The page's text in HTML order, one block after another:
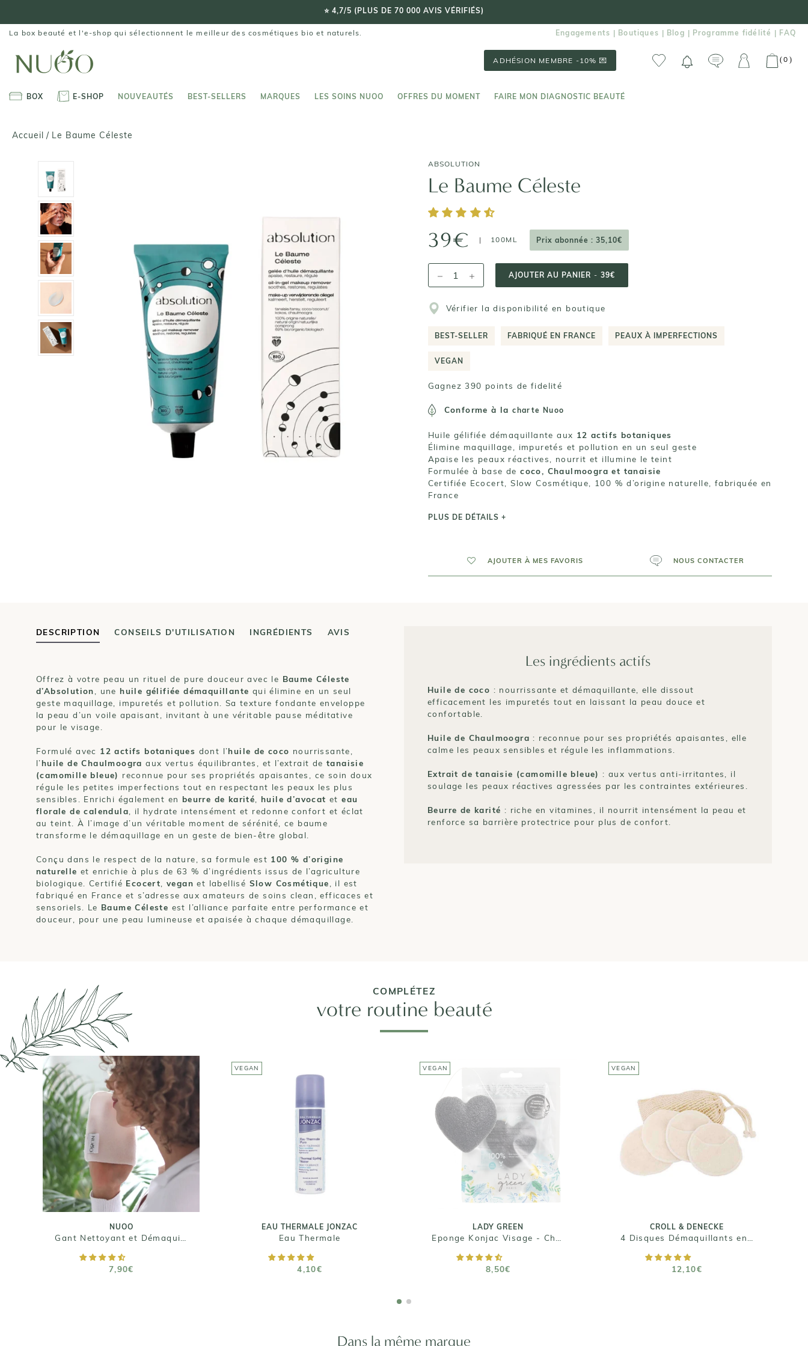
contenu
⭐️ 4,7/5 (PLUS DE 70 000 AVIS VÉRIFIÉS)
La box beauté et l'e-shop qui sélectionnent le meilleur des cosmétiques bio et naturels. Engagements | Boutiques | Blog | Programme fidélité | FAQ
BOX
E-SHOP
NOUVEAUTÉS
BEST-SELLERS
MARQUES
LES SOINS NUOO
OFFRES DU MOMENT
FAIRE MON DIAGNOSTIC BEAUTÉ
ADHÉSION MEMBRE -10% 💌 (0 )
Accueil / Le Baume Céleste
ABSOLUTION
Le Baume Céleste
39€ | 100ML Prix abonnée : 35,10€
AJOUTER AU PANIER - 39€
Vérifier la disponibilité en boutique
BEST-SELLER FABRIQUÉ EN FRANCE PEAUX À IMPERFECTIONS
VEGAN
Gagnez 390 points de fidelité
Conforme à lacharte Nuoo
Huile gélifiée démaquillante aux 12 actifs botaniques
Élimine maquillage, impuretés et pollution en un seul geste
Apaise les peaux réactives, nourrit et illumine le teint
Formulée à base decoco, Chaulmoogra et tanaisie
Certifiée Ecocert, Slow Cosmétique, 100 % d’origine naturelle, fabriquée en
France
PLUS DE DÉTAILS +
AJOUTER À MES FAVORIS NOUS CONTACTER
DESCRIPTION CONSEILS D'UTILISATION INGRÉDIENTS AVIS
Offrez à votre peau un rituel de pure douceur avec le Baume Céleste
d’Absolution, une huile gélifiée démaquillante qui élimine en un seul
geste maquillage, impuretés et pollution. Sa texture fondante enveloppe
la peau d’un voile apaisant, invitant à une véritable pause méditative
pour le visage.
Formulé avec 12 actifs botaniques dont l’huile de coco nourrissante,
l’huile de Chaulmoogra aux vertus équilibrantes, et l’extrait detanaisie
(camomille bleue) reconnue pour ses propriétés apaisantes, ce soin doux
régule les petites imperfections tout en respectant les peaux les plus
sensibles. Enrichi également en beurre de karité, huile d’avocat eteau
florale de calendula, il hydrate intensément et redonne confort et éclat
au teint. À l’image d’un véritable moment de sérénité, ce baume
transforme le démaquillage en un geste de bien-être global.
Conçu dans le respect de la nature, sa formule est 100 % d’origine
naturelle et enrichie à plus de 63 % d’ingrédients issus de l’agriculture
biologique. Certifié Ecocert,vegan et labellisé Slow Cosmétique, il est
fabriqué en France et s’adresse aux amateurs de soins clean, efficaces et
sensoriels. Le Baume Céleste est l’alliance parfaite entre performance et
douceur, pour une peau lumineuse et apaisée à chaque démaquillage.
Les ingrédients actifs
Huile de coco : nourrissante et démaquillante, elle dissout
efficacement les impuretés tout en laissant la peau douce et
confortable.
Huile de Chaulmoogra : reconnue pour ses propriétés apaisantes, elle
calme les peaux sensibles et régule les inflammations.
Extrait de tanaisie (camomille bleue) : aux vertus anti-irritantes, il
soulage les peaux réactives agressées par les contraintes extérieures.
Beurre de karité : riche en vitamines, il nourrit intensément la peau et
renforce sa barrière protectrice pour plus de confort.
COMPLÉTEZ
votre routine beauté
NUOO
7,90€
NUOO
Gant Nettoyant et
Démaquillant
7,90€
Taille : 15 x 11,5 cm
AJOUTER AU PANIER
VEGAN
EAU THERMALE JONZAC
Eau Thermale
4,10€
EAU THERMALE JONZAC
Eau Thermale
4,10€
Taille : 50 mL / 300 mL
AJOUTER AU PANIER
VEGAN
LADY GREEN
8,50€
LADY GREEN
Eponge Konjac Visage -
Charbon de Bambou
8,50€
RUPTURE DE STOCK
VEGAN
CROLL & DENECKE
12,10€
CROLL & DENECKE
4 Disques Démaquillants
en Bambou + Filet de
Lavage
12,10€
AJOUTER AU PANIER
Dans la même marque